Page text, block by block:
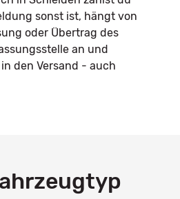
sonst ist, hängt von
oder Übertrag des
an und
den Versand - auch